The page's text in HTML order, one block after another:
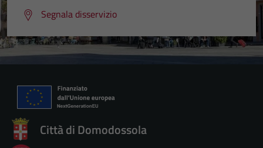
Segnala disservizio
Città di Domodossola
disabilitati.
Questi cookie
non raccolgono